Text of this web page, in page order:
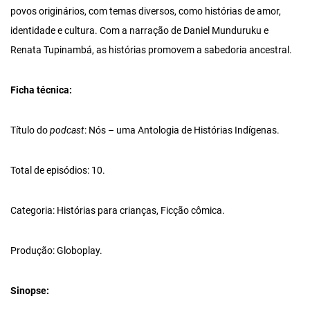
povos originários, com temas diversos, como histórias de amor,
identidade e cultura. Com a narração de Daniel Munduruku e
Renata Tupinambá, as histórias promovem a sabedoria ancestral.
Ficha técnica:
Título dopodcast: Nós – uma Antologia de Histórias Indígenas.
Total de episódios: 10.
Categoria: Histórias para crianças, Ficção cômica.
Produção: Globoplay.
Sinopse: